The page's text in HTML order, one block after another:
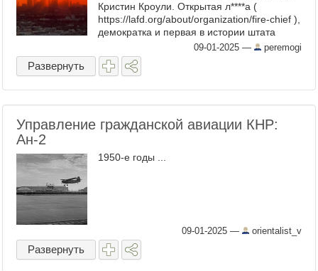
Кристин Кроули. Открытая л****а (
https://lafd.org/about/organization/fire-chief ),
демократка и первая в истории штата
женщина на этом посту. Своим главным ...
09-01-2025 — peremogi
Развернуть
Управление гражданской авиации КНР:
Ан-2
1950-е годы ...
09-01-2025 — orientalist_v
Развернуть